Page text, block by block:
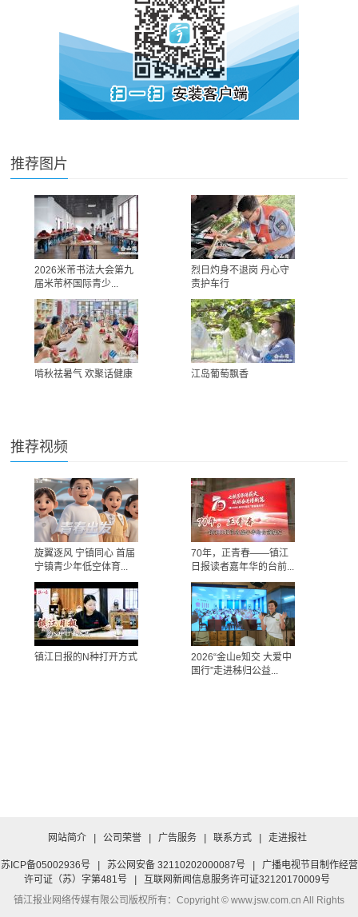
推荐图片
2026米芾书法大会第九
届米芾杯国际青少...
烈日灼身不退岗 丹心守
责护车行
啃秋祛暑气 欢聚话健康 江岛葡萄飘香
推荐视频
旋翼逐风 宁镇同心 首届
宁镇青少年低空体育...
70年，正青春——镇江
日报读者嘉年华的台前...
镇江日报的N种打开方式
2026“金山e知交 大爱中
国行”走进秭归公益...
网站简介 | 公司荣誉 | 广告服务 | 联系方式 | 走进报社
苏ICP备05002936号 | 苏公网安备 32110202000087号 |
广播电视节目制作经营
许可证（苏）字第481号
|
互联网新闻信息服务许可证32120170009号
镇江报业网络传媒有限公司版权所有：Copyright © www.jsw.com.cn All Rights